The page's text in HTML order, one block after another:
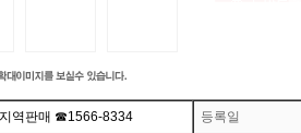
역판매 ☎1566-8334 등록일